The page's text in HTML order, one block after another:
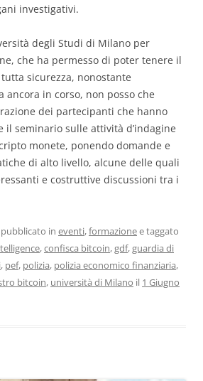
investigativi.
degli Studi di Milano per
che ha permesso di poter tenere il
sicurezza, nonostante
ancora in corso, non posso che
dei partecipanti che hanno
il seminario sulle attività d’indagine
monete, ponendo domande e
di alto livello, alcune delle quali
e costruttive discussioni tra i
in eventi,formazionee taggato
,confisca bitcoin,gdf,guardia di
, pef, polizia, polizia economico finanziaria,
bitcoin, università di Milano il 1 Giugno